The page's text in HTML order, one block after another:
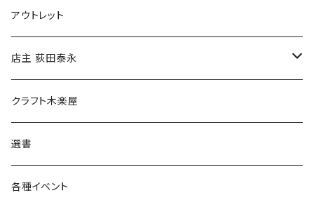
マグカップ
傘
食料品
その他
アウトレット
店主 荻田泰永
書籍
ウェア
クラフト木楽屋
選書
各種イベント